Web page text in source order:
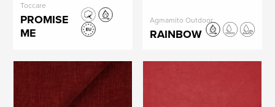
Toccare
PROMISE
ME
Agmamito Outdoor
RAINBOW